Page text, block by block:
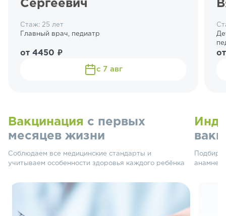
Сергеевич
Стаж: 25 лет
Главный врач, педиатр
от 4450 ₽
с 7 авг
Вакцинация с первых
месяцев жизни
Соблюдаем все медицинские стандарты и
учитываем особенности здоровья каждого ребёнка